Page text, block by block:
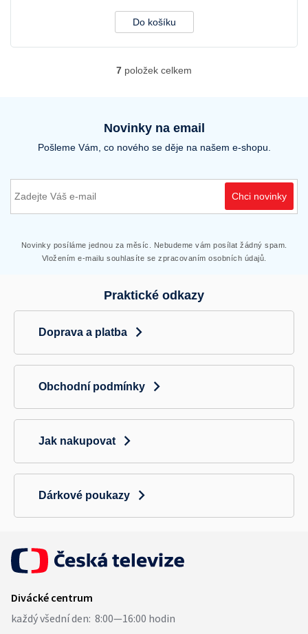
Do košíku
O
d
c
p
v
ý
s
u
7 položek celkem
Novinky na email
Pošleme Vám, co nového se děje na našem e-shopu.
Chci novinky
Novinky posíláme jednou za měsíc. Nebudeme vám posílat žádný spam.
Vložením e-mailu souhlasíte se zpracovaním osobních údajů.
Praktické odkazy
Doprava a platba
Obchodní podmínky
Jak nakupovat
Dárkové poukazy